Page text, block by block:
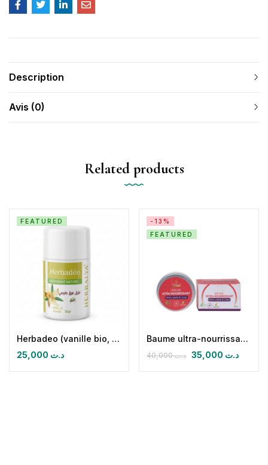
Description
Avis (0)
Related products
FEATURED
Herbadeo (vanille bio, monoï bio) Déodorant Naturel
د.ت
-13%
FEATURED
Baume ultra-nourrissant mains, pieds & corps
د.ت40,000 د.ت